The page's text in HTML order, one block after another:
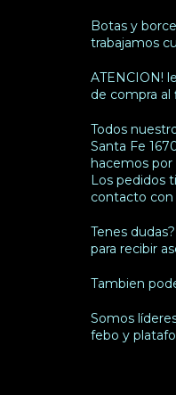
Botas y
trabajamos
ATENCION!
de compra
Todos
Santa Fe
hacemos por
Los pedidos
contacto
Tenes
para recibir
Tambien
Somos
febo y